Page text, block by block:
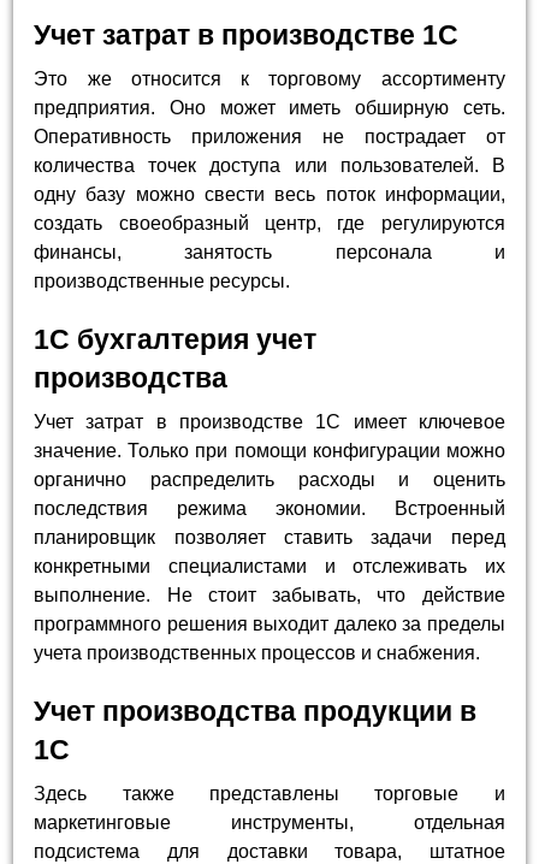
Учет затрат в производстве 1С
Это же относится к торговому ассортименту
предприятия. Оно может иметь обширную сеть.
Оперативность приложения не пострадает от
количества точек доступа или пользователей. В
одну базу можно свести весь поток информации,
создать своеобразный центр, где регулируются
финансы, занятость персонала и
производственные ресурсы.
1С бухгалтерия учет
производства
Учет затрат в производстве 1С имеет ключевое
значение. Только при помощи конфигурации можно
органично распределить расходы и оценить
последствия режима экономии. Встроенный
планировщик позволяет ставить задачи перед
конкретными специалистами и отслеживать их
выполнение. Не стоит забывать, что действие
программного решения выходит далеко за пределы
учета производственных процессов и снабжения.
Учет производства продукции в
1С
Здесь также представлены торговые и
маркетинговые инструменты, отдельная
подсистема для доставки товара, штатное